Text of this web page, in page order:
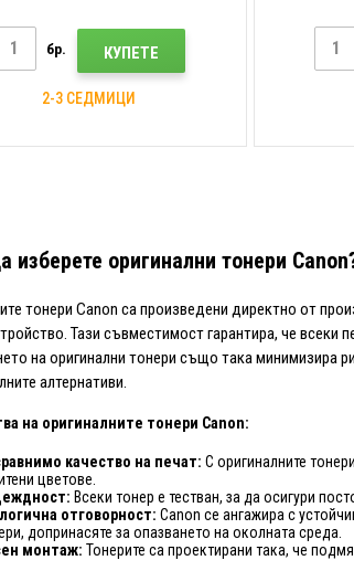
бр. КУПЕТЕ
2-3 СЕДМИЦИ
изберете оригинални тонери
тонери Canon са произведени директно от
Тази съвместимост гарантира, че
на оригинални тонери също така минимизира
алтернативи.
на оригиналните тонери Canon:
качество на печат: С оригиналните
цветове.
Всеки тонер е тестван, за да осигури
отговорност: Canon се ангажира с
допринасяте за опазването на околната среда.
монтаж: Тонерите са проектирани така, че